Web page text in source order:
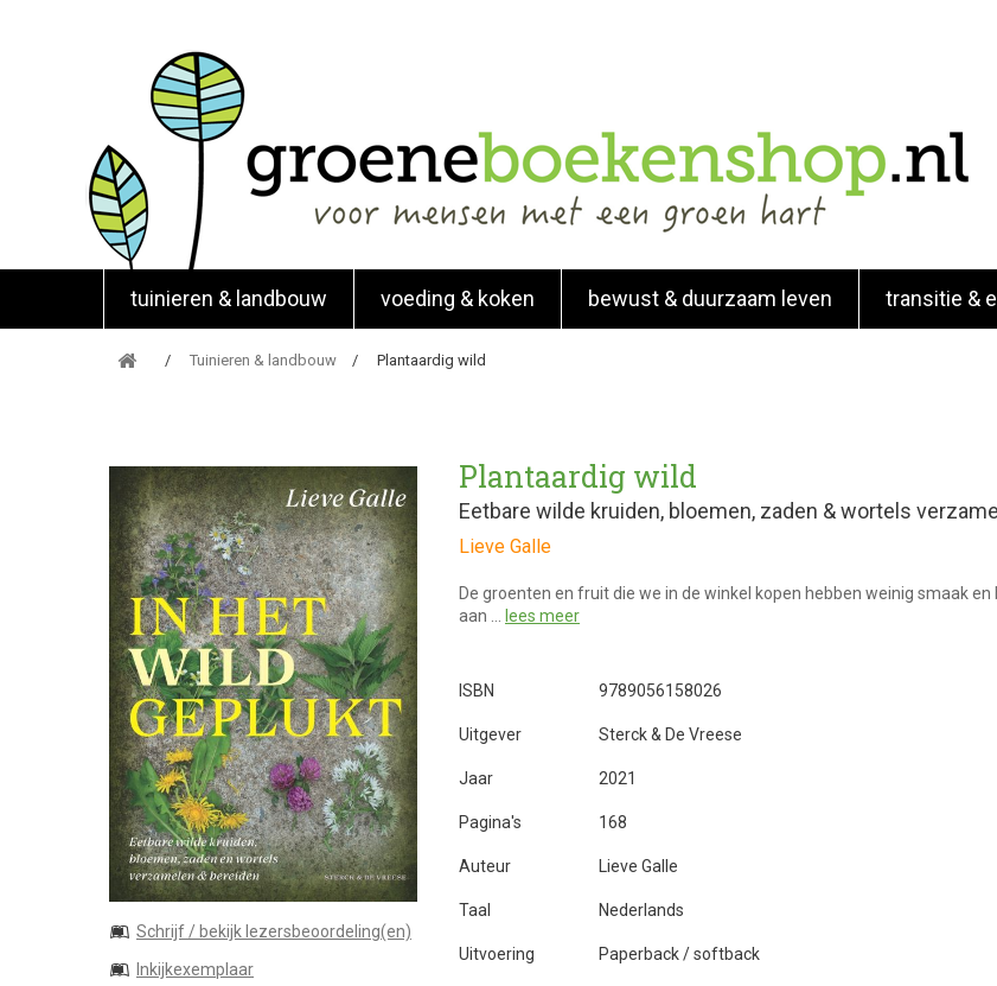
tuinieren & landbouw voeding & koken bewust & duurzaam leven transitie &
Tuinieren & landbouw Plantaardig wild
Schrijf / bekijk lezersbeoordeling(en)
Inkijkexemplaar
Plantaardig wild
Eetbare wilde kruiden, bloemen, zaden & wortels
Lieve Galle
De groenten en fruit die we in de winkel kopen hebben weinig smaak
aan … lees meer
ISBN 9789056158026
Uitgever Sterck & De Vreese
Jaar 2021
Pagina's 168
Auteur Lieve Galle
Taal Nederlands
Uitvoering Paperback / softback